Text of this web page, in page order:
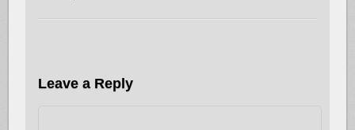
Leave a Reply